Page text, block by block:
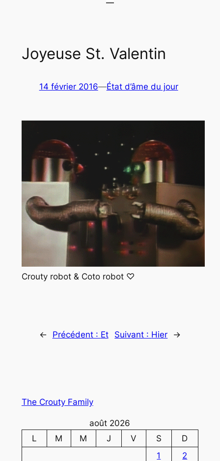
Joyeuse St. Valentin
14 février 2016—État d’âme du jour
Crouty robot & Coto robot ♡
← Précédent : Et Suivant : Hier →
The Crouty Family
août 2026
L
M M J V S
D
1
2